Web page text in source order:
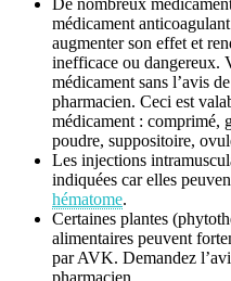
médicament
augmenter son effet et
inefficace ou dangereux.
médicament sans l’avis
pharmacien. Ceci est
médicament : comprimé,
poudre, suppositoire,
Les injections
indiquées car elles
hématome.
Certaines plantes
alimentaires peuvent
par AVK. Demandez
pharmacien.